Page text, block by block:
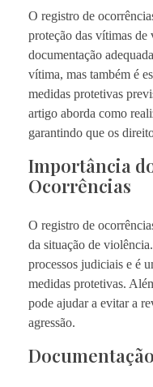
O registro de
proteção das vítimas
documentação
vítima, mas também é
medidas protetivas
artigo aborda como
garantindo que os
Importância
Ocorrências
O registro de
da situação de
processos judiciais e é
medidas protetivas.
pode ajudar a evitar a
agressão.